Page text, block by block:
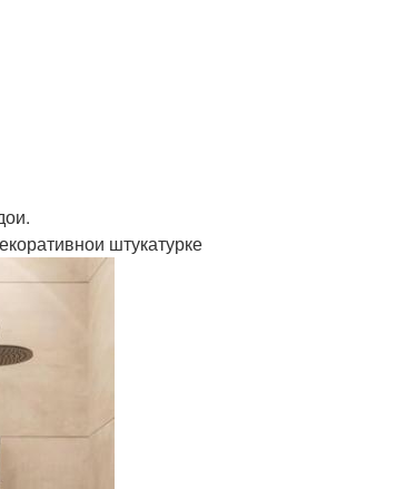
штукатурке